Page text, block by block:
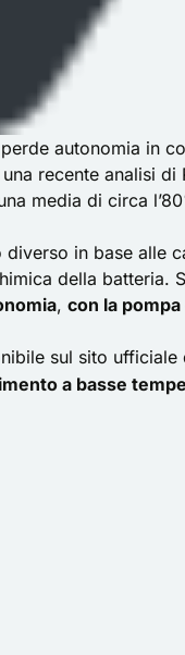
autonomia in
recente analisi
media di circa
in base alle
della batteria.
, con la
sul sito ufficiale
a basse